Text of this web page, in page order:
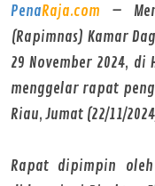
PenaRaja.com –
(Rapimnas) Kamar
29 November 2024,
menggelar rapat
Riau, Jumat (22/11/
Rapat dipimpin